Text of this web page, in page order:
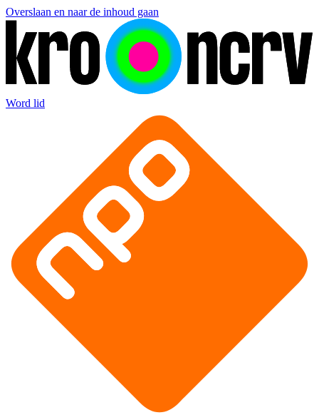
Overslaan en naar de inhoud gaan
Word lid